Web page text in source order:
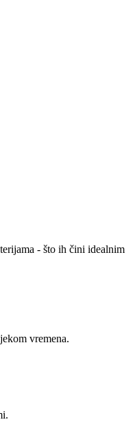
- što ih čini idealnim
vremena.